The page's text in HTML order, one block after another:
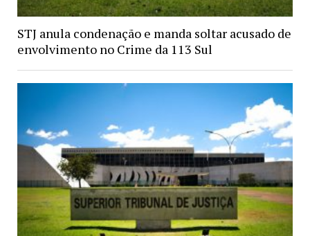
STJ anula condenação e manda soltar acusado de
envolvimento no Crime da 113 Sul